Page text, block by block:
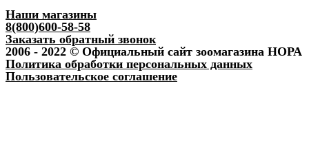
Наши магазины
8(800)600-58-58
Заказать обратный звонок
2006 - 2022 © Официальный сайт зоомагазина НОРА
Политика обработки персональных данных
Пользовательское соглашение